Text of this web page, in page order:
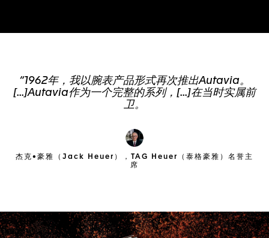
“1962年，我以腕表产品形式再次推出Autavia。
[...]Autavia作为一个完整的系列，[...]在当时实属前
卫。
杰克•豪雅（Jack Heuer），TAG Heuer（泰格豪雅）名誉主
席